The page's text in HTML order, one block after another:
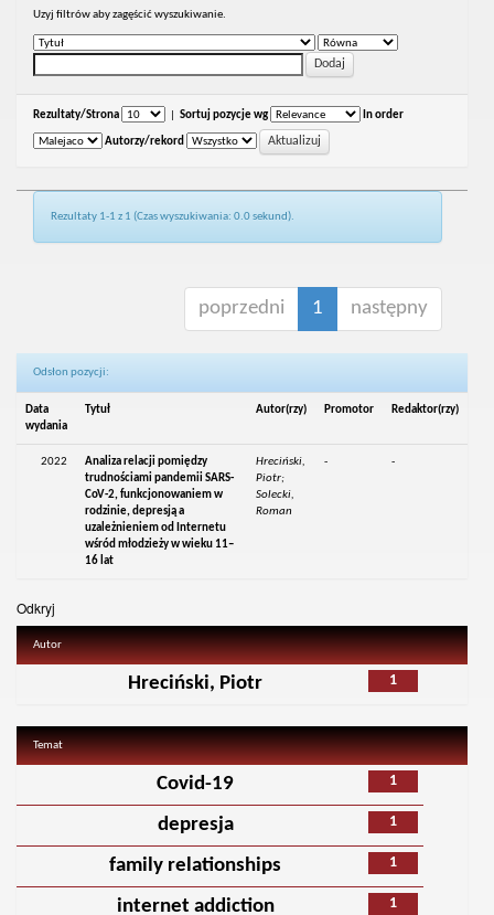
Uzyj filtrów aby zagęścić wyszukiwanie.
Rezultaty/Strona Sortuj pozycje wg In order
Autorzy/rekord
Rezultaty 1-1 z 1 (Czas wyszukiwania: 0.0 sekund).
poprzedni 1 następny
Odsłon pozycji:
Data
wydania
Tytuł Autor(rzy) Promotor Redaktor(rzy)
2022
Analiza relacji pomiędzy
trudnościami pandemii SARS-
CoV-2, funkcjonowaniem w
rodzinie, depresją a
uzależnieniem od Internetu
wśród młodzieży w wieku 11–
16 lat
Hreciński,
Piotr;
Solecki,
Roman
- -
Odkryj
Autor
1
Hreciński, Piotr
Temat
1
Covid-19
1
depresja
1
family relationships
1
internet addiction